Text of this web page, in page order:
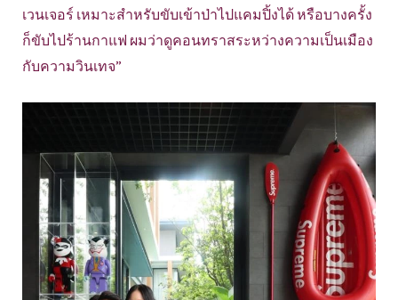
เวนเจอร์ เหมาะสำหรับขับเข้าป่าไปแคมปิ้งได้ หรือบางครั้ง
ก็ขับไปร้านกาแฟ ผมว่าดูคอนทราสระหว่างความเป็นเมือง
กับความวินเทจ”